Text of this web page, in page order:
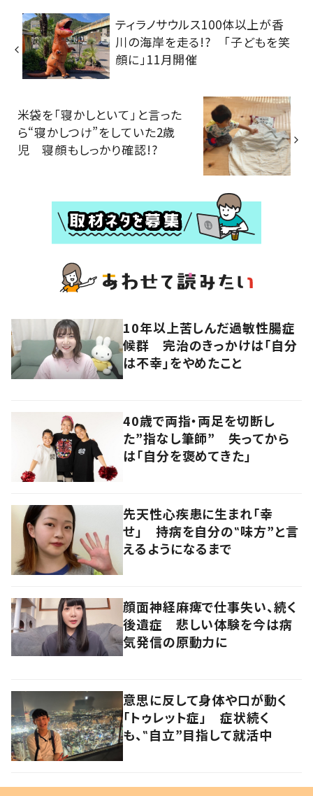
ティラノサウルス100体以上が香
川の海岸を走る!? 「子どもを笑
顔に」11月開催
米袋を「寝かしといて」と言った
ら“寝かしつけ”をしていた2歳
児 寝顔もしっかり確認!?
10年以上苦しんだ過敏性腸症
候群 完治のきっかけは「自分
は不幸」をやめたこと
40歳で両指・両足を切断し
た”指なし筆師” 失ってから
は「自分を褒めてきた」
先天性心疾患に生まれ「幸
せ」 持病を自分の‟味方”と言
えるようになるまで
顔面神経麻痺で仕事失い、続く
後遺症 悲しい体験を今は病
気発信の原動力に
意思に反して身体や口が動く
「トゥレット症」 症状続く
も、‟自立”目指して就活中